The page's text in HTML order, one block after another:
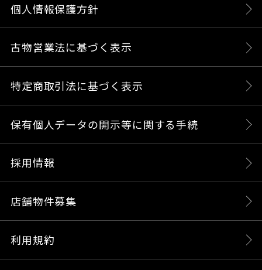
個人情報保護方針
古物営業法に基づく表示
特定商取引法に基づく表示
保有個人データの開示等に関する手続
採用情報
店舗物件募集
利用規約